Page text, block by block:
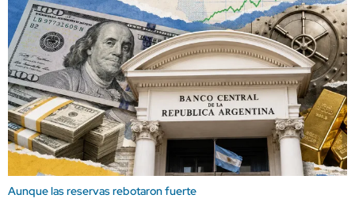
Aunque las reservas rebotaron fuerte